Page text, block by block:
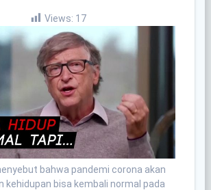
Views: 17
bahwa pandemi corona akan
kehidupan bisa kembali normal pada